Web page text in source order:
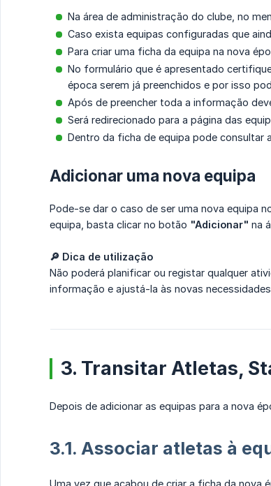
Na área de administração do clube, no
Caso exista equipas configuradas que
Para criar uma ficha da equipa na nova
No formulário que é apresentado
época serem já preenchidos e por isso
Após de preencher toda a informação
Será redirecionado para a página das
Dentro da ficha de equipa pode consultar
Adicionar uma nova equipa
Pode-se dar o caso de ser uma nova equipa
equipa, basta clicar no botão "Adicionar" na
🔎 Dica de utilização
Não poderá planificar ou registar qualquer
informação e ajustá-la às novas
3. Transitar Atletas,
Depois de adicionar as equipas para a nova
3.1. Associar atletas à
Uma vez que acabou de criar a ficha da nova